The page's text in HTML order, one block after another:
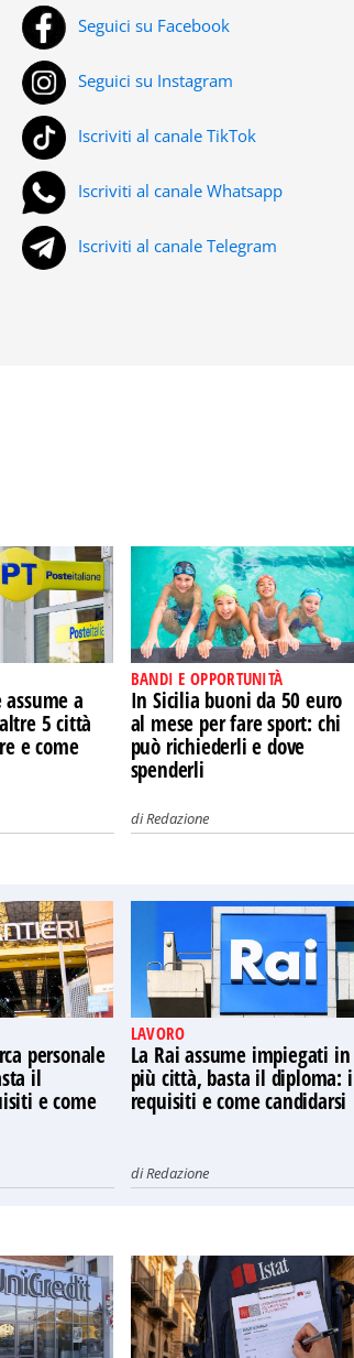
Seguici su Facebook
Seguici su Instagram
Iscriviti al canale TikTok
Iscriviti al canale Whatsapp
Iscriviti al canale Telegram
a
5 città
e come
BANDI E OPPORTUNITÀ
In Sicilia buoni da 50 euro
al mese per fare sport: chi
può richiederli e dove
spenderli
diRedazione
personale
il
e come
LAVORO
La Rai assume impiegati in
più città, basta il diploma: i
requisiti e come candidarsi
diRedazione